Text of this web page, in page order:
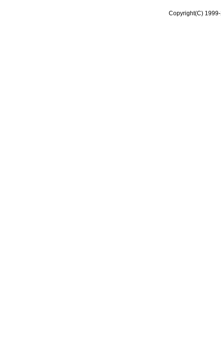
Copyright(C)